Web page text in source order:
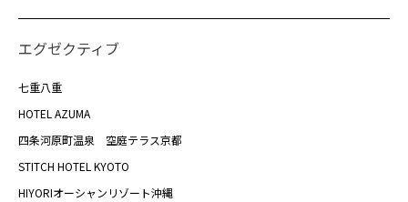
エグゼクティブ
七重八重
HOTEL AZUMA
四条河原町温泉 空庭テラス京都
STITCH HOTEL KYOTO
HIYORIオーシャンリゾート沖縄